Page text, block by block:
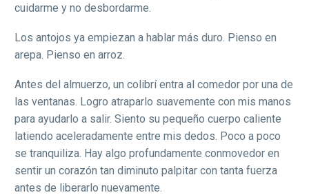
cuidarme y no desbordarme.
Los antojos ya empiezan a hablar más duro. Pienso en
arepa. Pienso en arroz.
Antes del almuerzo, un colibrí entra al comedor por una de
las ventanas. Logro atraparlo suavemente con mis manos
para ayudarlo a salir. Siento su pequeño cuerpo caliente
latiendo aceleradamente entre mis dedos. Poco a poco
se tranquiliza. Hay algo profundamente conmovedor en
sentir un corazón tan diminuto palpitar con tanta fuerza
antes de liberarlo nuevamente.